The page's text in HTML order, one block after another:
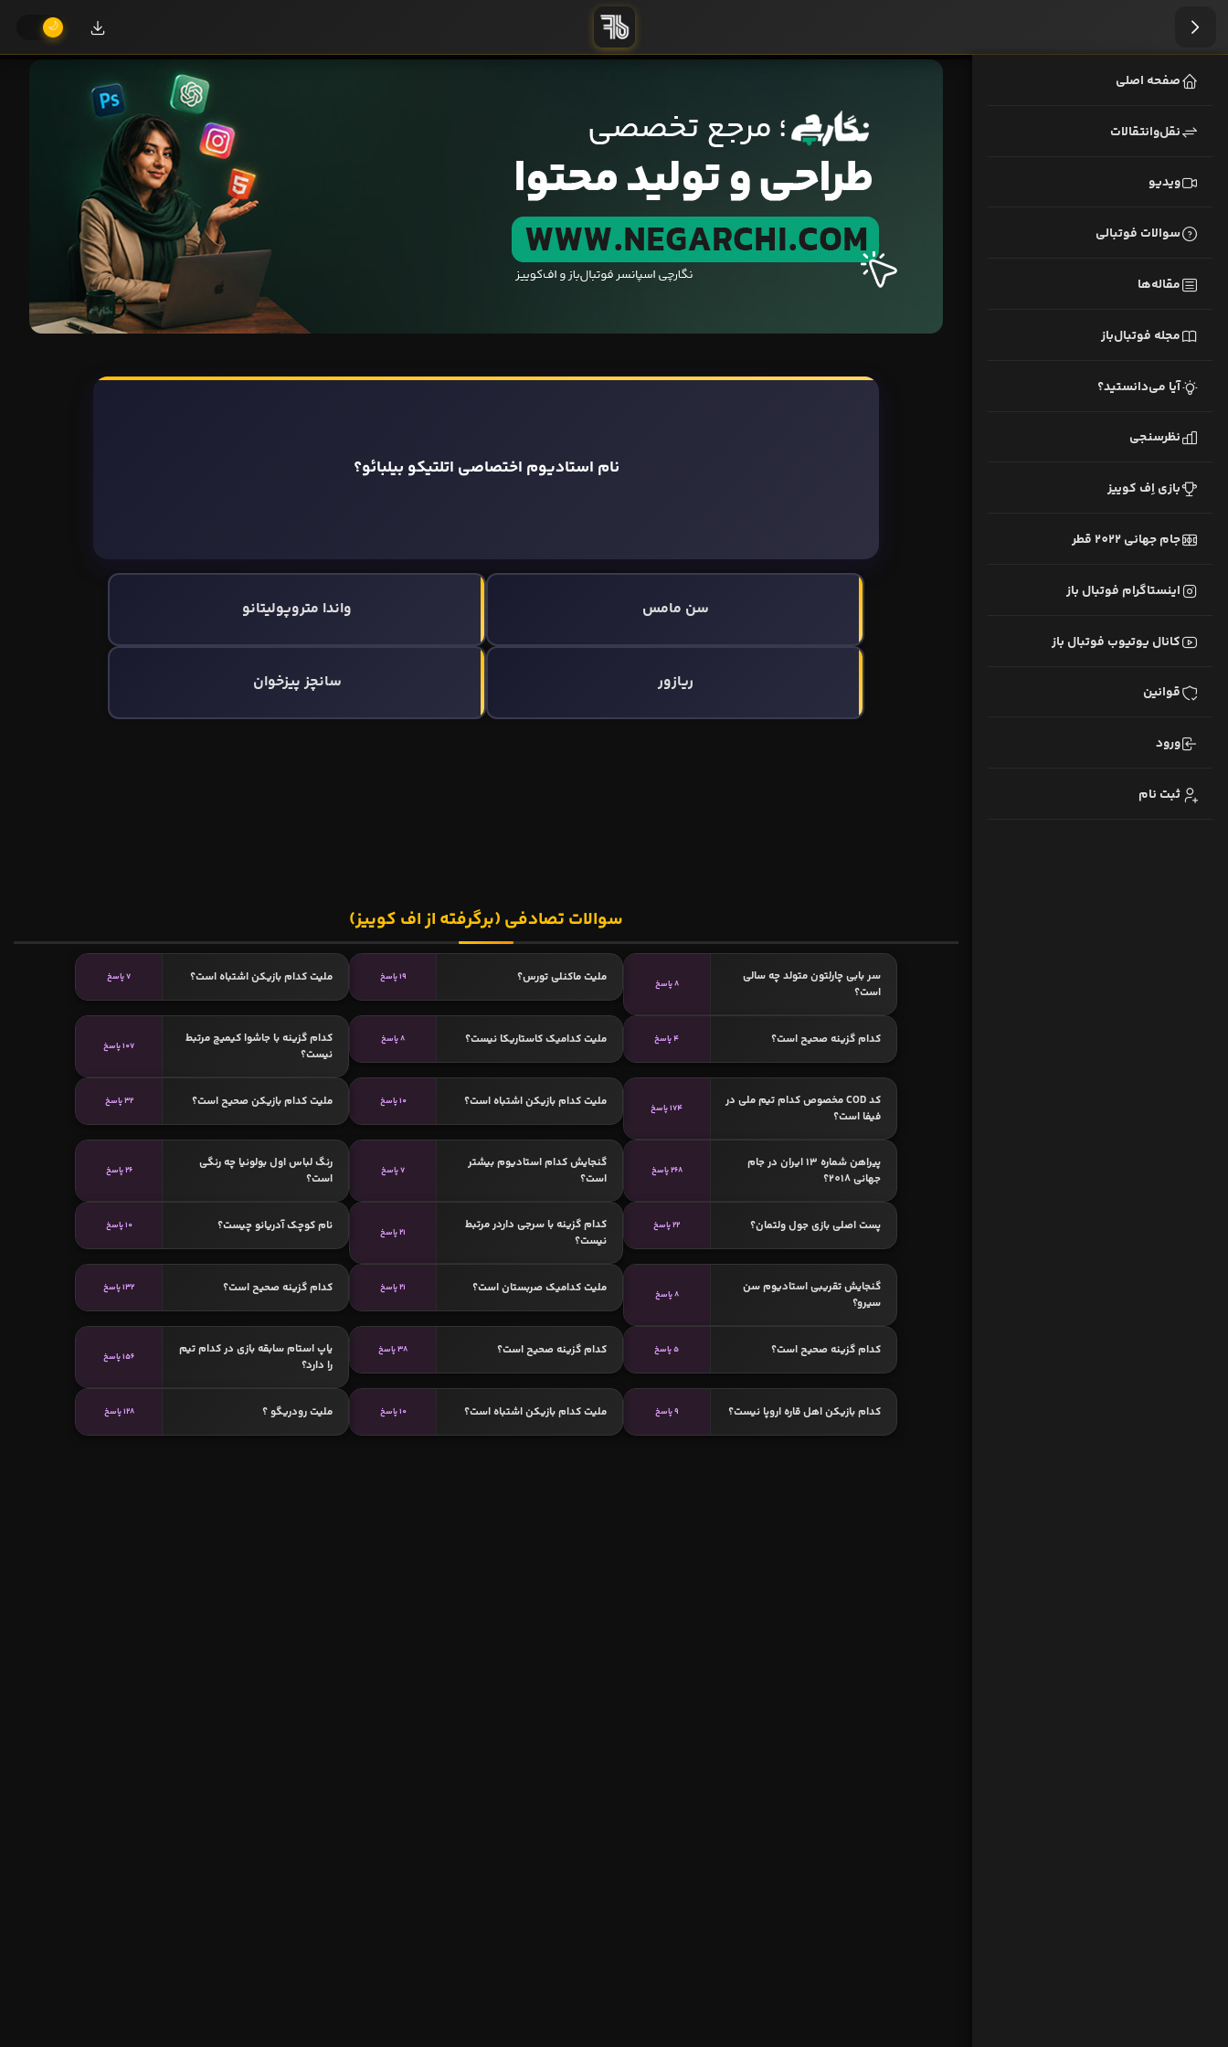
صفحه اصلی
نقل‌وانتقالات
ویدیو
سوالات فوتبالی
مقاله‌ها
مجله فوتبال‌باز
آیا می‌دانستید؟
نظرسنجی
بازی اِف کوییز
جام جهانی 2022 قطر
اینستاگرام فوتبال باز
کانال یوتیوب فوتبال باز
قوانین
ورود
ثبت نام
نام استادیوم اختصاصی اتلتیکو بیلبائو؟
سن‌ مامس واندا متروپولیتانو
ریازور سانچز پیزخوان
سوالات تصادفی (برگرفته از اف کوییز)
سر بابی چارلتون متولد چه سالی
است؟
8 پاسخ ملیت ماکنلی تورس؟ 19 پاسخ ملیت کدام بازیکن اشتباه است؟ 7 پاسخ
کدام گزینه صحیح است؟ 4 پاسخ ملیت کدامیک کاستاریکا نیست؟ 8 پاسخ
کدام گزینه با جاشوا کیمیچ مرتبط
نیست؟
107 پاسخ
کد COD مخصوص کدام تیم ملی در
فیفا است؟
174 پاسخ ملیت کدام بازیکن اشتباه است؟ 10 پاسخ ملیت کدام بازیکن صحیح است؟ 32 پاسخ
پیراهن شماره 13 ایران در جام
جهانی 2018؟
268 پاسخ
گنجایش کدام استادیوم بیشتر
است؟
7 پاسخ
رنگ لباس اول بولونیا چه رنگی
است؟
26 پاسخ
پست اصلی بازی جول ولتمان؟ 22 پاسخ
کدام گزینه با سرجی داردر مرتبط
نیست؟
21 پاسخ نام کوچک آدریانو چیست؟ 10 پاسخ
گنجایش تقریبی استادیوم سن
سیرو؟
8 پاسخ ملیت کدامیک صربستان است؟ 21 پاسخ کدام گزینه صحیح است؟ 132 پاسخ
کدام گزینه صحیح است؟ 5 پاسخ کدام گزینه صحیح است؟ 38 پاسخ
یاپ استام سابقه بازی در کدام تیم
را دارد؟
156 پاسخ
کدام بازیکن اهل قاره اروپا نیست؟ 9 پاسخ ملیت کدام بازیکن اشتباه است؟ 10 پاسخ ملیت رودریگو ؟ 128 پاسخ